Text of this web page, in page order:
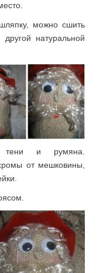
можно сшить
натуральной
и румяна.
от мешковины,